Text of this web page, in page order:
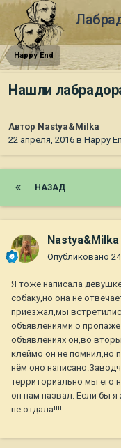
Happy End
Нашли
Автор Nastya&Milka
22 апреля, 2016 в Happy
НАЗАД
Nastya&Milka
Опубликовано
Я тоже написала
собаку,но она не
приезжал,мы
объявлениями о
объявлениях он,во
клеймо он не помнил,но
нём оно
территориально мы его
он нам назвал. Если бы я
не отдала!!!!